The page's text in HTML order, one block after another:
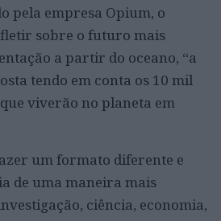
pela empresa Opium, o
sobre o futuro mais
a partir do oceano, “a
tendo em conta os 10 mil
viverão no planeta em
um formato diferente e
de uma maneira mais
ciência, economia,